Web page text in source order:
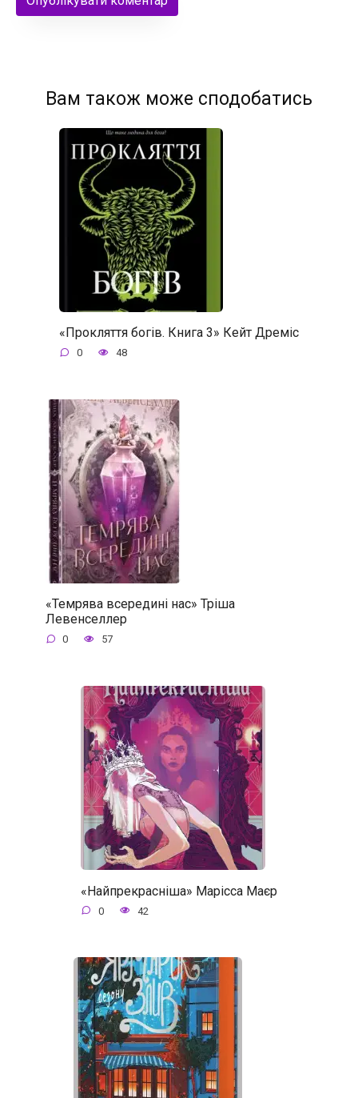
Вам також може сподобатись
«Прокляття богів. Книга 3» Кейт Дреміс
0 48
«Темрява всередині нас» Тріша
Левенселлер
0 57
«Найпрекрасніша» Марісса Маєр
0 42